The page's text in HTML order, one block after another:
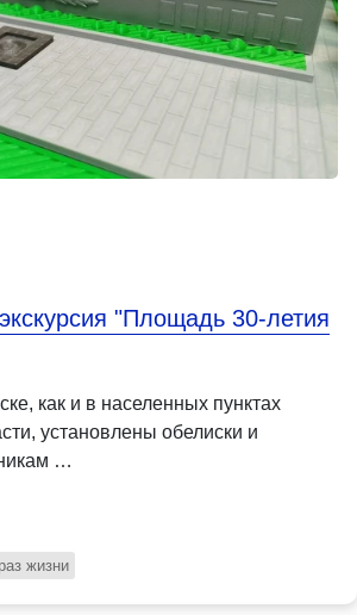
"Площадь 30-летия
как и в населенных пунктах
установлены обелиски и
…
жизни